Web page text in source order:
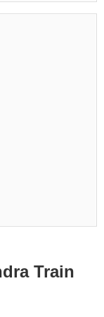
Train